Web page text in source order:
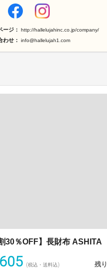
ージ： http://hallelujahinc.co.jp/company/
わせ： info@hallelujah1.com
30％OFF】長財布 ASHITA
(税込・送料込) 残り